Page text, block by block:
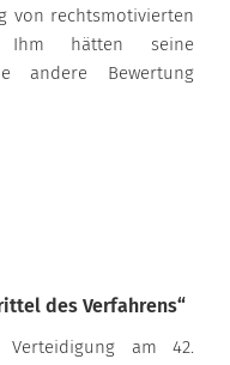
von rechtsmotivierten
Ihm hätten seine
andere Bewertung
des Verfahrens“
am 42.